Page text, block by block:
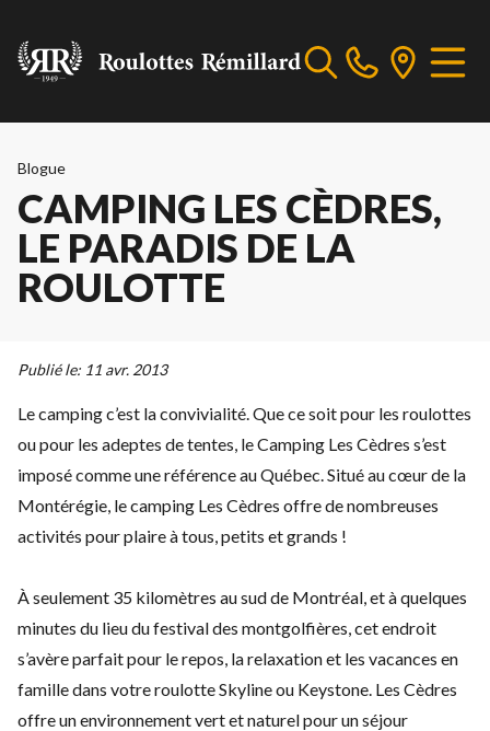
Blogue
CAMPING LES CÈDRES,
LE PARADIS DE LA
ROULOTTE
Publié le: 11 avr. 2013
Le camping c’est la convivialité. Que ce soit pour les roulottes
ou pour les adeptes de tentes, le Camping Les Cèdres s’est
imposé comme une référence au Québec. Situé au cœur de la
Montérégie, le camping Les Cèdres offre de nombreuses
activités pour plaire à tous, petits et grands !
À seulement 35 kilomètres au sud de Montréal, et à quelques
minutes du lieu du festival des montgolfières, cet endroit
s’avère parfait pour le repos, la relaxation et les vacances en
famille dans votre roulotte Skyline ou Keystone. Les Cèdres
offre un environnement vert et naturel pour un séjour